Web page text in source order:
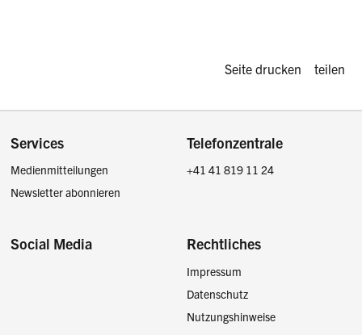
Diese Seite
Seite drucken teilen
Footer
Services
Medienmitteilungen
Newsletter abonnieren
Telefonzentrale
+41 41 819 11 24
Social Media Rechtliches
Impressum
Datenschutz
Nutzungshinweise